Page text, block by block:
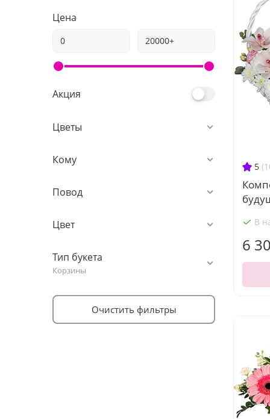
Цена
Акция
Цветы
Кому
Повод
Цвет
Тип букета
Корзины
Очистить фильтры
5
В
6